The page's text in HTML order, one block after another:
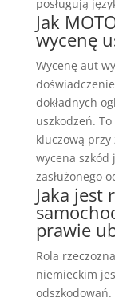
posługują
Jak
wycenę
Wycenę aut
dokładnych
uszkodzeń.
kluczową przy
wycena
zasłużonego
Jaka jest
prawie
Rola
niemieckim